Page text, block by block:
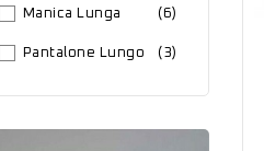
Manica Lunga (6)
Pantalone Lungo (3)